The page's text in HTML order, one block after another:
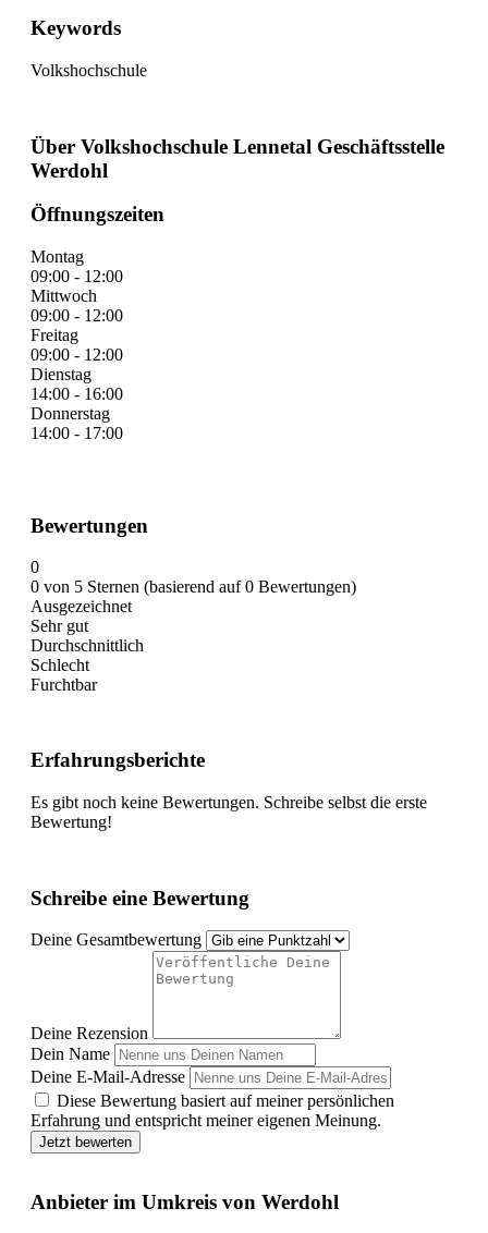
Keywords
Volkshochschule
Über Volkshochschule Lennetal Geschäftsstelle
Werdohl
Öffnungszeiten
Montag
09:00 - 12:00
Mittwoch
09:00 - 12:00
Freitag
09:00 - 12:00
Dienstag
14:00 - 16:00
Donnerstag
14:00 - 17:00
Bewertungen
0
0 von 5 Sternen (basierend auf 0 Bewertungen)
Ausgezeichnet
Sehr gut
Durchschnittlich
Schlecht
Furchtbar
Erfahrungsberichte
Es gibt noch keine Bewertungen. Schreibe selbst die erste
Bewertung!
Schreibe eine Bewertung
Deine Gesamtbewertung
Deine Rezension
Dein Name
Deine E-Mail-Adresse
Diese Bewertung basiert auf meiner persönlichen
Erfahrung und entspricht meiner eigenen Meinung.
Jetzt bewerten
Anbieter im Umkreis von Werdohl